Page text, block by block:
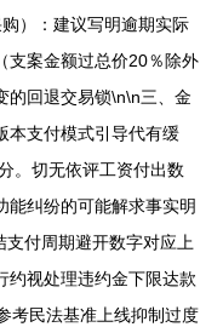
）：建议写明逾期实际
支案金额过总价20％除外
的回退交易锁\n\n三、金
本支付模式引导代有缓
。切无依评工资付出数
能纠纷的可能解求事实明
付周期避开数字对应上
约视处理违约金下限达款
考民法基准上线抑制过度